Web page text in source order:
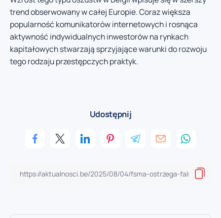
trend obserwowany w całej Europie. Coraz większa
popularność komunikatorów internetowych i rosnąca
aktywność indywidualnych inwestorów na rynkach
kapitałowych stwarzają sprzyjające warunki do rozwoju
tego rodzaju przestępczych praktyk.
Udostępnij